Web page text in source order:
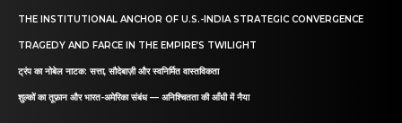
THE INSTITUTIONAL ANCHOR OF U.S.-INDIA STRATEGIC CONVERGENCE
TRAGEDY AND FARCE IN THE EMPIRE’S TWILIGHT
ट्रंप का नोबेल नाटक: सत्ता, सौदेबाज़ी और स्वनिर्मित वास्तविकता
शुल्कों का तूफ़ान और भारत-अमेरिका संबंध — अनिश्चितता की आँधी में नैया